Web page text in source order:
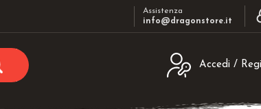
Assistenza
info@dragonstore.it
Accedi /